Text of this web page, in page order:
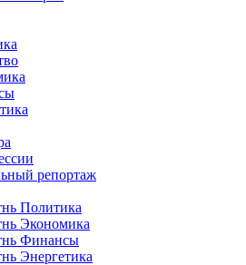
репортаж
Политика
Экономика
Финансы
Энергетика